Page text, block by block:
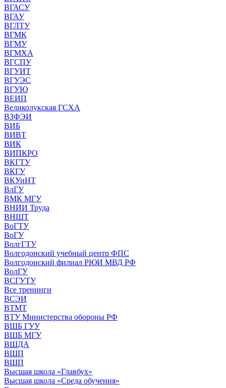
ВГАСУ
ВГАУ
ВГЛТУ
ВГМК
ВГМУ
ВГМХА
ВГСПУ
ВГУИТ
ВГУЭС
ВГУЮ
ВЕИП
Великолукская ГСХА
ВЗФЭИ
ВИБ
ВИВТ
ВИК
ВИПКРО
ВКГТУ
ВКГУ
ВКУиНТ
ВлГУ
ВМК МГУ
ВНИИ Труда
ВНШТ
ВоГТУ
ВоГУ
ВолгГТУ
Волгодонский учебный центр ФПС
Волгодонский филиал РЮИ МВД РФ
ВолГУ
ВСГУТУ
Все тренинги
ВСЭИ
ВТМТ
ВТУ Министерства обороны РФ
ВШБ ГУУ
ВШБ МГУ
ВШДА
ВШП
ВШП
Высшая школа «Главбух»
Высшая школа «Среда обучения»